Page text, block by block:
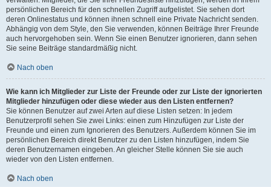
persönlichen Bereich für den schnellen Zugriff aufgelistet. Sie sehen dort
deren Onlinestatus und können ihnen schnell eine Private Nachricht senden.
Abhängig von dem Style, den Sie verwenden, können Beiträge Ihrer Freunde
auch hervorgehoben sein. Wenn Sie einen Benutzer ignorieren, dann sehen
Sie seine Beiträge standardmäßig nicht.
Nach oben
Wie kann ich Mitglieder zur Liste der Freunde oder zur Liste der ignorierten
Mitglieder hinzufügen oder diese wieder aus den Listen entfernen?
Sie können Benutzer auf zwei Arten auf diese Listen setzen: In jedem
Benutzerprofil sehen Sie zwei Links: einen zum Hinzufügen zur Liste der
Freunde und einen zum Ignorieren des Benutzers. Außerdem können Sie im
persönlichen Bereich direkt Benutzer zu den Listen hinzufügen, indem Sie
deren Benutzernamen eingeben. An gleicher Stelle können Sie sie auch
wieder von den Listen entfernen.
Nach oben